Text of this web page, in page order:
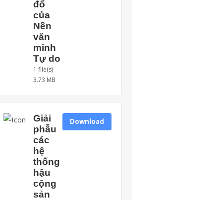
đổ
của
Nền
văn
minh
Tự do
1 file(s)
3.73 MB
Giải
phẫu
các
hệ
thống
hậu
cộng
sản
Download